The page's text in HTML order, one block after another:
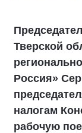
Тверской
Россия»
налогам
рабочую